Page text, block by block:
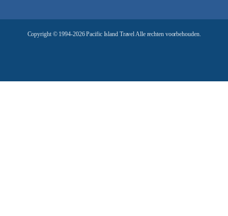
Copyright © 1994-2026 Pacific Island Travel Alle rechten voorbehouden.